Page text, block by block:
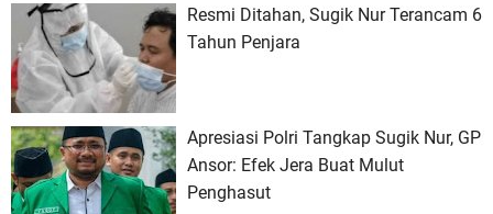
Resmi Ditahan, Sugik Nur Terancam 6
Tahun Penjara
Apresiasi Polri Tangkap Sugik Nur, GP
Ansor: Efek Jera Buat Mulut
Penghasut